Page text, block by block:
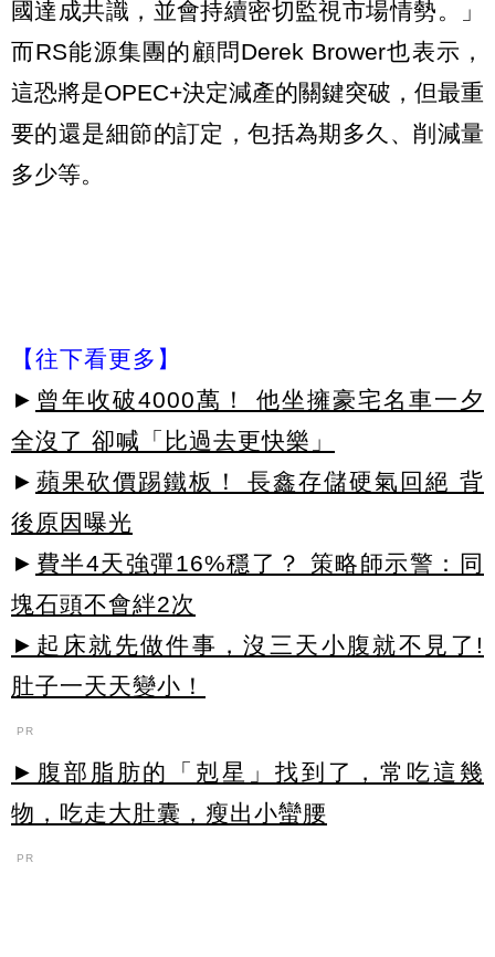
國達成共識，並會持續密切監視市場情勢。」
而RS能源集團的顧問Derek Brower也表示，
這恐將是OPEC+決定減產的關鍵突破，但最重
要的還是細節的訂定，包括為期多久、削減量
多少等。
【往下看更多】
► 曾年收破4000萬！ 他坐擁豪宅名車一夕
全沒了 卻喊「比過去更快樂」
► 蘋果砍價踢鐵板！ 長鑫存儲硬氣回絕 背
後原因曝光
► 費半4天強彈16%穩了？ 策略師示警：同
塊石頭不會絆2次
►起床就先做件事，沒三天小腹就不見了!
肚子一天天變小！
PR
►腹部脂肪的「剋星」找到了，常吃這幾
物，吃走大肚囊，瘦出小蠻腰
PR